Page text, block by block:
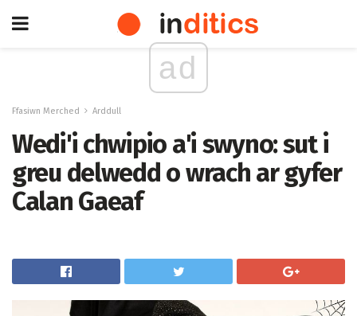
ad
Ffasiwn Merched Arddull
Wedi'i chwipio a'i swyno: sut i
greu delwedd o wrach ar gyfer
Calan Gaeaf